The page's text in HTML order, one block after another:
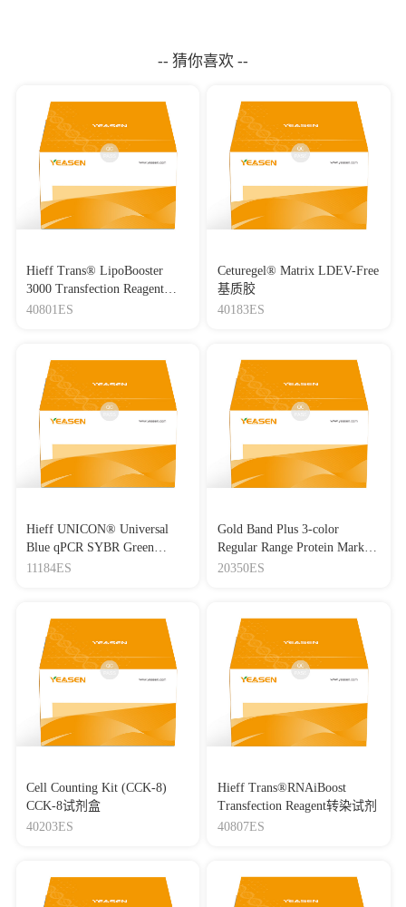
-- 猜你喜欢 --
Hieff Trans® LipoBooster
3000 Transfection Reagent
Lipo3000转染试剂
40801ES
Ceturegel® Matrix LDEV-Free
基质胶
40183ES
Hieff UNICON® Universal
Blue qPCR SYBR Green
Master Mix
11184ES
Gold Band Plus 3-color
Regular Range Protein Marker
(8-180 kDa) 三色预染蛋白质
20350ES
Cell Counting Kit (CCK-8)
CCK-8试剂盒
40203ES
Hieff Trans®RNAiBoost
Transfection Reagent转染试剂
40807ES